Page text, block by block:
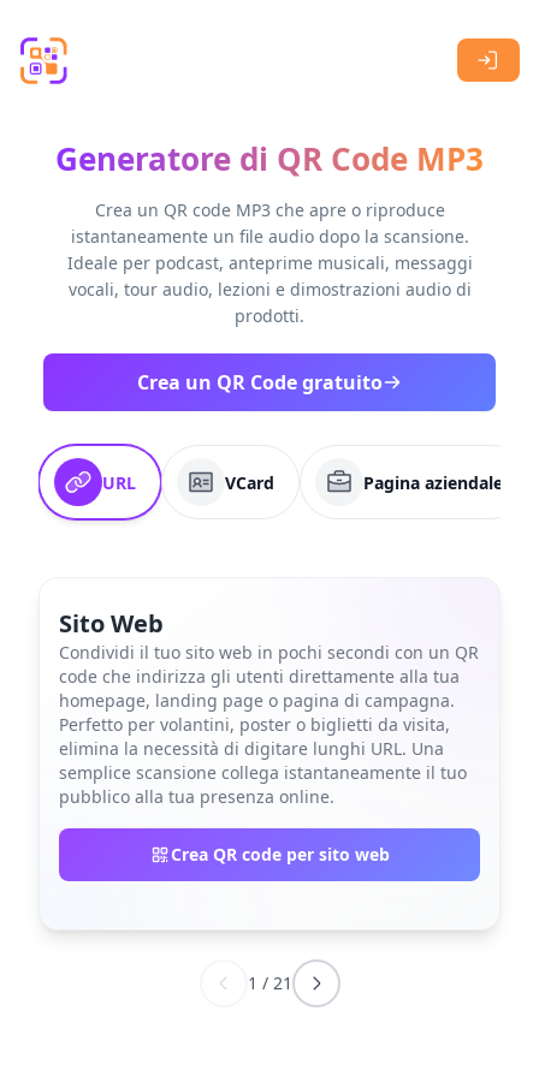
Generatore di QR Code MP3
Crea un QR code MP3 che apre o riproduce
istantaneamente un file audio dopo la scansione.
Ideale per podcast, anteprime musicali, messaggi
vocali, tour audio, lezioni e dimostrazioni audio di
prodotti.
Crea un QR Code gratuito
URL VCard Pagina aziendale
Sito Web
Condividi il tuo sito web in pochi secondi con un QR
code che indirizza gli utenti direttamente alla tua
homepage, landing page o pagina di campagna.
Perfetto per volantini, poster o biglietti da visita,
elimina la necessità di digitare lunghi URL. Una
semplice scansione collega istantaneamente il tuo
pubblico alla tua presenza online.
Crea QR code per sito web
1 / 21